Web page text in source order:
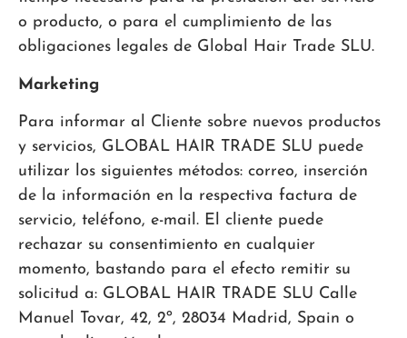
o producto, o para el cumplimiento de las
obligaciones legales de Global Hair Trade SLU.
Marketing
Para informar al Cliente sobre nuevos productos
y servicios, GLOBAL HAIR TRADE SLU puede
utilizar los siguientes métodos: correo, inserción
de la información en la respectiva factura de
servicio, teléfono, e-mail. El cliente puede
rechazar su consentimiento en cualquier
momento, bastando para el efecto remitir su
solicitud a: GLOBAL HAIR TRADE SLU Calle
Manuel Tovar, 42, 2º, 28034 Madrid, Spain o